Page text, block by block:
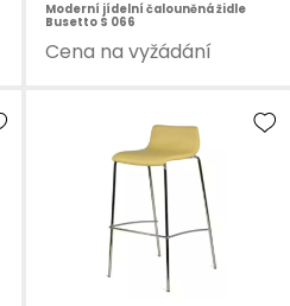
Moderní jídelní čalouněná židle
Busetto S 066
Cena na vyžádání